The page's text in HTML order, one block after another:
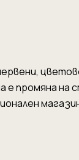
е промяна на